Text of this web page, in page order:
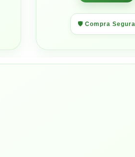
🛡️ Compra Segura